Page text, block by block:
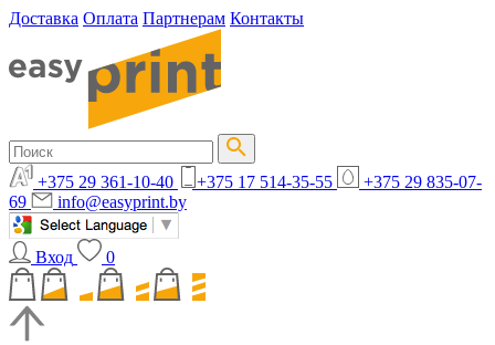
Доставка Оплата Партнерам Контакты
+375 29 361-10-40 +375 17 514-35-55
+375 29 835-07-
69
info@easyprint.by
Вход 0